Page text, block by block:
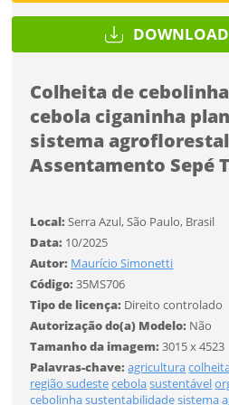
Colheita de
cebola ciganinha
sistema
Assentamento Sepé
Local:Serra Azul, São Paulo, Brasil
Data: 10/2025
Autor: Maurício Simonetti
Código:35MS706
Tipo de licença: Direito controlado
Autorização do(a) Modelo: Não
Tamanho da imagem:3015 x 4523
Palavras-chave:agricultura
região sudestecebolasustentável
cebolinhasustentabilidadesistema
ENTRAR
Tipo de download
Limite de download